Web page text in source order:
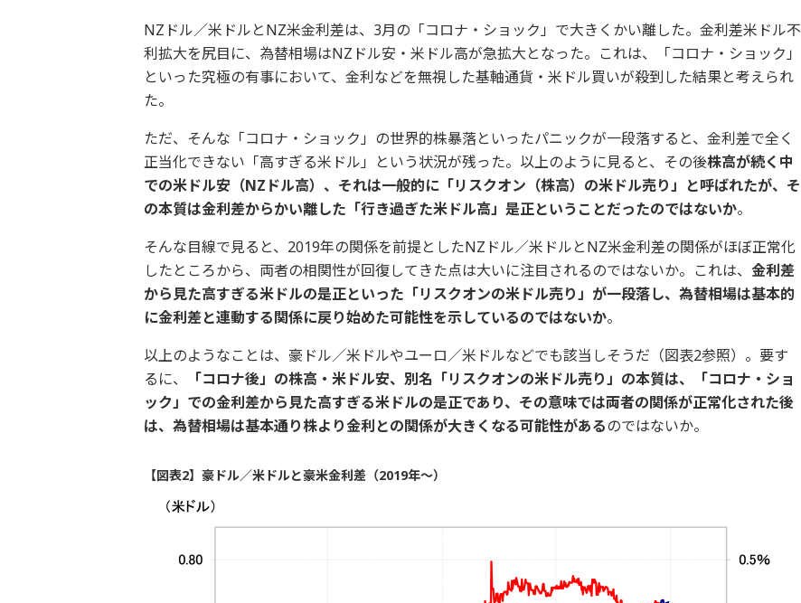
NZドル／米ドルとNZ米金利差は、3月の「コロナ・ショック」で大きくかい離した。金利差米ドル不
利拡大を尻目に、為替相場はNZドル安・米ドル高が急拡大となった。これは、「コロナ・ショック」
といった究極の有事において、金利などを無視した基軸通貨・米ドル買いが殺到した結果と考えられ
た。
ただ、そんな「コロナ・ショック」の世界的株暴落といったパニックが一段落すると、金利差で全く
正当化できない「高すぎる米ドル」という状況が残った。以上のように見ると、その後株高が続く中
での米ドル安（NZ ドル高）、それは一般的に「リスクオン（株高）の米ドル売り」と呼ばれたが、そ
の本質は金利差からかい離した「行き過ぎた米ドル高」是正ということだったのではないか。
そんな目線で見ると、2019年の関係を前提としたNZドル／米ドルとNZ米金利差の関係がほぼ正常化
したところから、両者の相関性が回復してきた点は大いに注目されるのではないか。これは、 金利差
から見た高すぎる米ドルの是正といった「リスクオンの米ドル売り」が一段落し、為替相場は基本的
に金利差と連動する関係に戻り始めた可能性を示しているのではないか。
以上のようなことは、豪ドル／米ドルやユーロ／米ドルなどでも該当しそうだ（図表2参照）。要す
るに、
「コロナ後」の株高・米ドル安、別名「リスクオンの米ドル売り」の本質は、「コロナ・ショ
ック」での金利差から見た高すぎる米ドルの是正であり、その意味では両者の関係が正常化された後
は、為替相場は基本通り株より金利との関係が大きくなる可能性があるのではないか。
【図表2】豪ドル／米ドルと豪米金利差（2019年～）